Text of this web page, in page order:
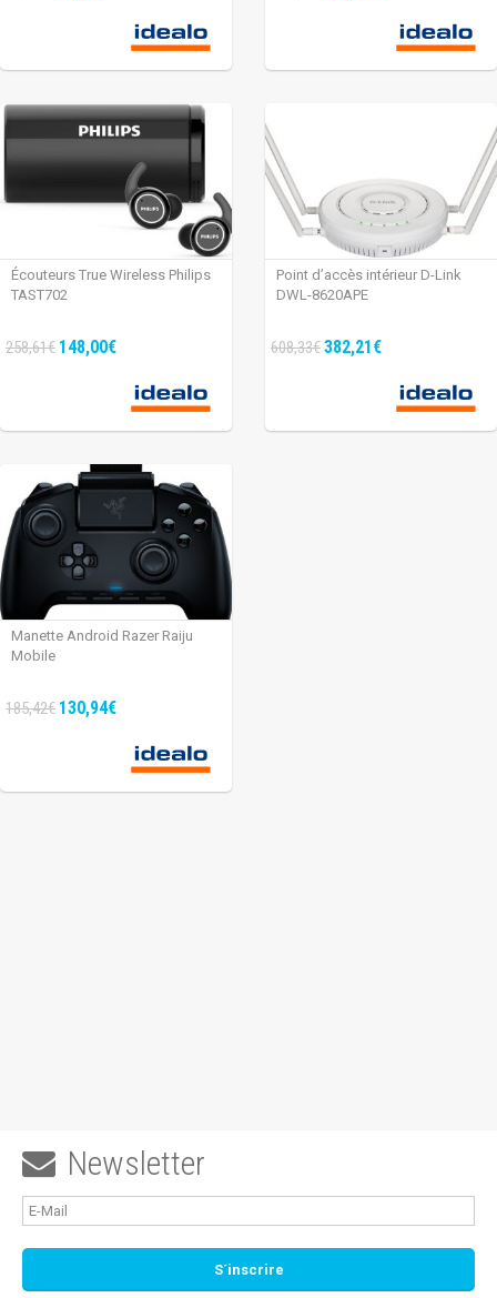
Écouteurs True Wireless Philips
TAST702
258,61€ 148,00€
Point d’accès intérieur D-Link
DWL-8620APE
608,33€382,21€
Manette Android Razer Raiju
Mobile
185,42€ 130,94€
 Newsletter